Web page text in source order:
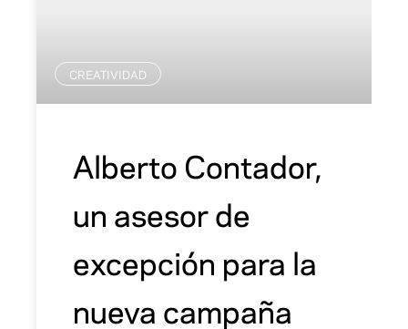
CREATIVIDAD
Alberto Contador,
un asesor de
excepción para la
nueva campaña